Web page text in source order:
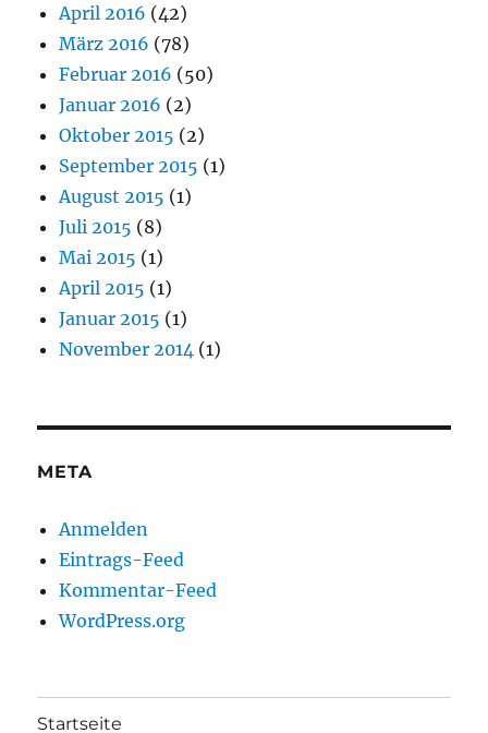
April 2016 (42)
März 2016 (78)
Februar 2016 (50)
Januar 2016 (2)
Oktober 2015 (2)
September 2015 (1)
August 2015 (1)
Juli 2015 (8)
Mai 2015 (1)
April 2015 (1)
Januar 2015 (1)
November 2014 (1)
META
Anmelden
Eintrags-Feed
Kommentar-Feed
WordPress.org
Startseite